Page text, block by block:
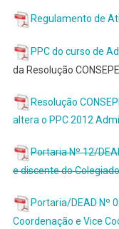
Regulamento de
PPC do curso de
da Resolução
Resolução
altera o PPC 2012
Portaria Nº 12/
e discente do
Portaria/DEAD Nº
Coordenação e Vice